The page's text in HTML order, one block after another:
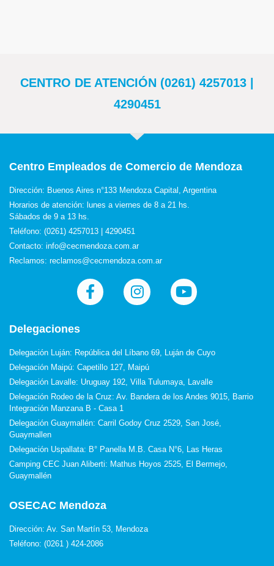
CENTRO DE ATENCIÓN (0261) 4257013 |
4290451
Centro Empleados de Comercio de Mendoza
Dirección: Buenos Aires n°133 Mendoza Capital, Argentina
Horarios de atención: lunes a viernes de 8 a 21 hs.
Sábados de 9 a 13 hs.
Teléfono: (0261) 4257013 | 4290451
Contacto: info@cecmendoza.com.ar
Reclamos: reclamos@cecmendoza.com.ar
Delegaciones
Delegación Luján: República del Líbano 69, Luján de Cuyo
Delegación Maipú: Capetillo 127, Maipú
Delegación Lavalle: Uruguay 192, Villa Tulumaya, Lavalle
Delegación Rodeo de la Cruz: Av. Bandera de los Andes 9015, Barrio
Integración Manzana B - Casa 1
Delegación Guaymallén: Carril Godoy Cruz 2529, San José,
Guaymallen
Delegación Uspallata: B° Panella M.B. Casa N°6, Las Heras
Camping CEC Juan Aliberti: Mathus Hoyos 2525, El Bermejo,
Guaymallén
OSECAC Mendoza
Dirección: Av. San Martín 53, Mendoza
Teléfono: (0261 ) 424-2086